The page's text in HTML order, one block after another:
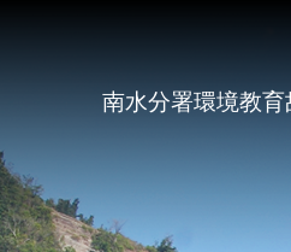
南水分署環境教育